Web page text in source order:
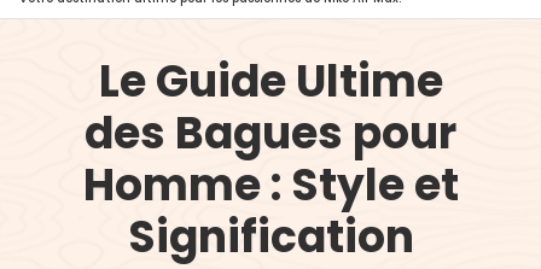
Le Guide Ultime
des Bagues pour
Homme : Style et
Signification